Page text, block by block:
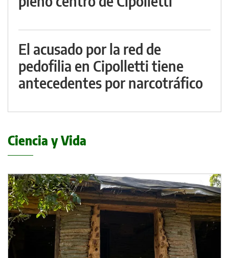
El acusado por la red de
pedofilia en Cipolletti tiene
antecedentes por narcotráfico
Ciencia y Vida